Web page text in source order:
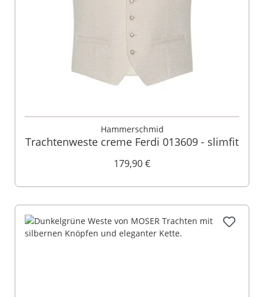
Hammerschmid
Trachtenweste creme Ferdi 013609 - slimfit
179,90 €